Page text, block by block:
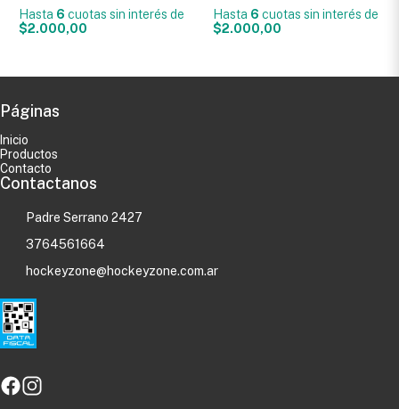
Hasta 6 cuotas sin interésde
$2.000,00
Hasta 6 cuotas sin interés de
$2.000,00
Páginas
Inicio
Productos
Contacto
Contactanos
Padre Serrano 2427
3764561664
hockeyzone@hockeyzone.com.ar